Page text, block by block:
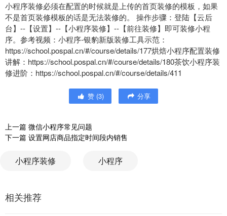
小程序装修必须在配置的时候就是上传的首页装修的模板，如果
不是首页装修模板的话是无法装修的。 操作步骤：登陆【云后
台】--【设置】--【小程序装修】--【前往装修】即可装修小程
序。参考视频：小程序-银豹新版装修工具示范：
https://school.pospal.cn/#/course/details/177烘焙小程序配置装修
讲解：https://school.pospal.cn/#/course/details/180茶饮小程序装
修进阶：https://school.pospal.cn/#/course/details/411
赞 (3) 分享
上一篇 微信小程序常见问题
下一篇 设置网店商品指定时间段内销售
小程序装修 小程序
相关推荐